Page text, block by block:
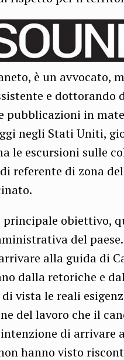
è un avvocato,
e dottorando
pubblicazioni in
negli Stati Uniti,
le escursioni sulle
referente di zona
principale obiettivo,
del
alla guida di
dalla retoriche e
vista le reali
del lavoro che il
di arrivare
hanno visto